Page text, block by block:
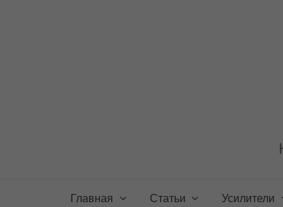
Главная Статьи Усилители